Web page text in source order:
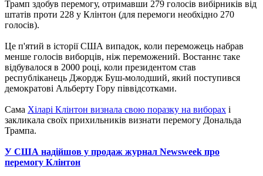
Трамп здобув перемогу, отримавши 279 голосів вибірників від
штатів проти 228 у Клінтон (для перемоги необхідно 270
голосів).
Це п'ятий в історії США випадок, коли переможець набрав
менше голосів виборців, ніж переможений. Востаннє таке
відбувалося в 2000 році, коли президентом став
республіканець Джордж Буш-молодший, який поступився
демократові Альберту Гору піввідсотками.
Сама Хіларі Клінтон визнала свою поразку на виборах і
закликала своїх прихильників визнати перемогу Дональда
Трампа.
У США надійшов у продаж журнал Newsweek про
перемогу Клінтон